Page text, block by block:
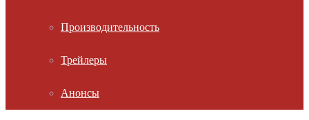
Производительность
Трейлеры
Анонсы